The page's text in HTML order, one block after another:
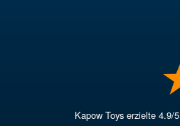
Kapow Toys erzielte4.9/5